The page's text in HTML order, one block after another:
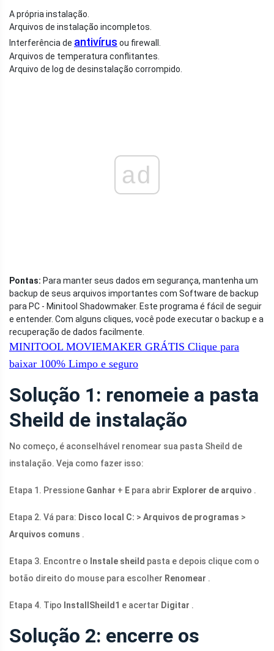
A própria instalação.
Arquivos de instalação incompletos.
Interferência de antivírus ou firewall.
Arquivos de temperatura conflitantes.
Arquivo de log de desinstalação corrompido.
ad
Pontas: Para manter seus dados em segurança, mantenha um
backup de seus arquivos importantes com Software de backup
para PC - Minitool Shadowmaker. Este programa é fácil de seguir
e entender. Com alguns cliques, você pode executar o backup e a
recuperação de dados facilmente.
MINITOOL MOVIEMAKER GRÁTIS Clique para
baixar 100% Limpo e seguro
Solução 1: renomeie a pasta
Sheild de instalação
No começo, é aconselhável renomear sua pasta Sheild de
instalação. Veja como fazer isso:
Etapa 1. Pressione Ganhar + E para abrir Explorer de arquivo .
Etapa 2. Vá para: Disco local C: > Arquivos de programas >
Arquivos comuns .
Etapa 3. Encontre o Instale sheild pasta e depois clique com o
botão direito do mouse para escolher Renomear .
Etapa 4. Tipo InstallSheild1 e acertar Digitar .
Solução 2: encerre os